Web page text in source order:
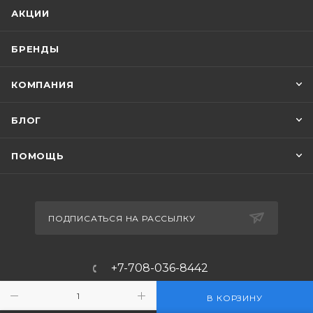
В КОРЗИНУ
АКЦИИ
БРЕНДЫ
КОМПАНИЯ
БЛОГ
ПОМОЩЬ
ПОДПИСАТЬСЯ НА РАССЫЛКУ
+7-708-036-8442
m_forwork@mail.ru